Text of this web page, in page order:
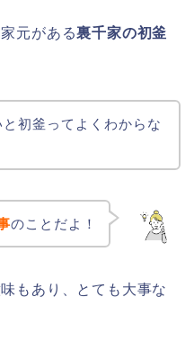
元がある裏千家の初釜
初釜ってよくわからな
のことだよ！
もあり、とても大事な